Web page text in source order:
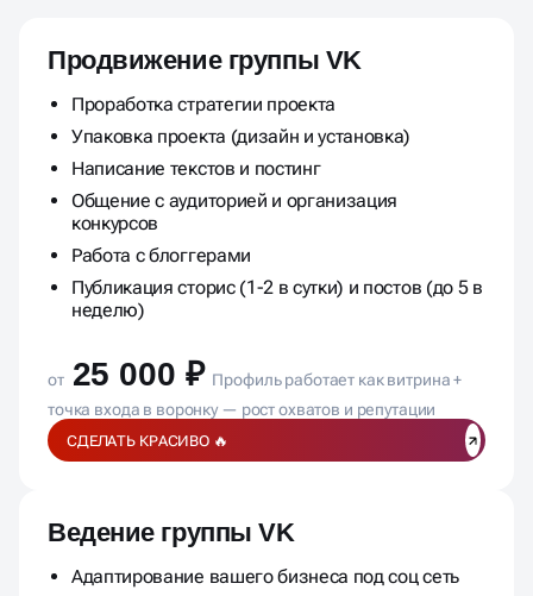
ВКОНТАКТЕ
Продвижение группы VK
Проработка стратегии проекта
Упаковка проекта (дизайн и установка)
Написание текстов и постинг
Общение с аудиторией и организация
конкурсов
Работа с блоггерами
Публикация сторис (1-2 в сутки) и постов (до 5 в
неделю)
от 25 000 ₽ Профиль работает как витрина +
точка входа в воронку — рост охватов и репутации
СДЕЛАТЬ КРАСИВО 🔥
Ведение группы VK
Адаптирование вашего бизнеса под соц сеть